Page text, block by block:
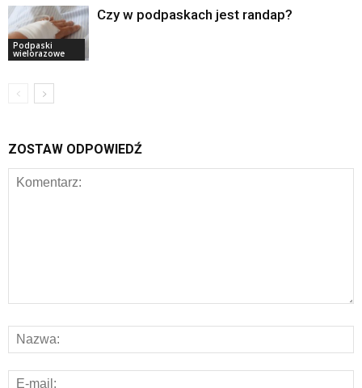
Podpaski
wielorazowe
Czy w podpaskach jest randap?
ZOSTAW ODPOWIEDŹ